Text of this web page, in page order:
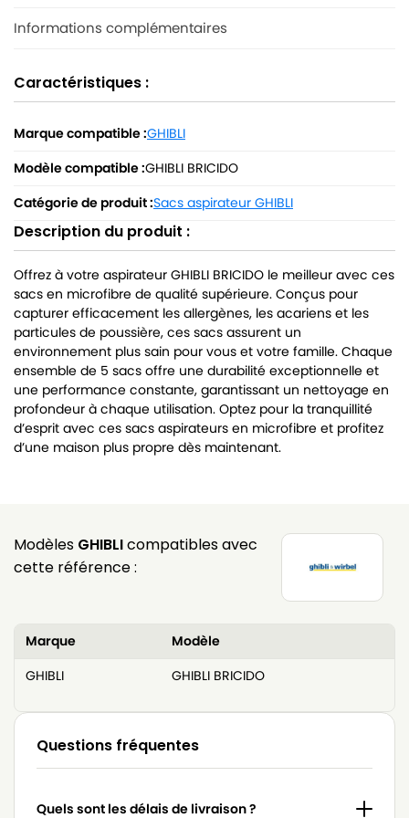
Informations complémentaires
Caractéristiques :
Marque compatible :GHIBLI
Modèle compatible :GHIBLI BRICIDO
Catégorie de produit :Sacs aspirateur GHIBLI
Description du produit :
Offrez à votre aspirateur GHIBLI BRICIDO le meilleur avec ces
sacs en microfibre de qualité supérieure. Conçus pour
capturer efficacement les allergènes, les acariens et les
particules de poussière, ces sacs assurent un
environnement plus sain pour vous et votre famille. Chaque
ensemble de 5 sacs offre une durabilité exceptionnelle et
une performance constante, garantissant un nettoyage en
profondeur à chaque utilisation. Optez pour la tranquillité
d’esprit avec ces sacs aspirateurs en microfibre et profitez
d’une maison plus propre dès maintenant.
Modèles GHIBLIcompatibles avec
cette référence :
Marque
Modèle
GHIBLI
GHIBLI BRICIDO
Questions fréquentes
Quels sont les délais de livraison ?